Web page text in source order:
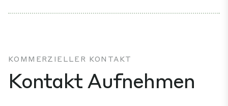
KOMMERZIELLER KONTAKT
Kontakt Aufnehmen